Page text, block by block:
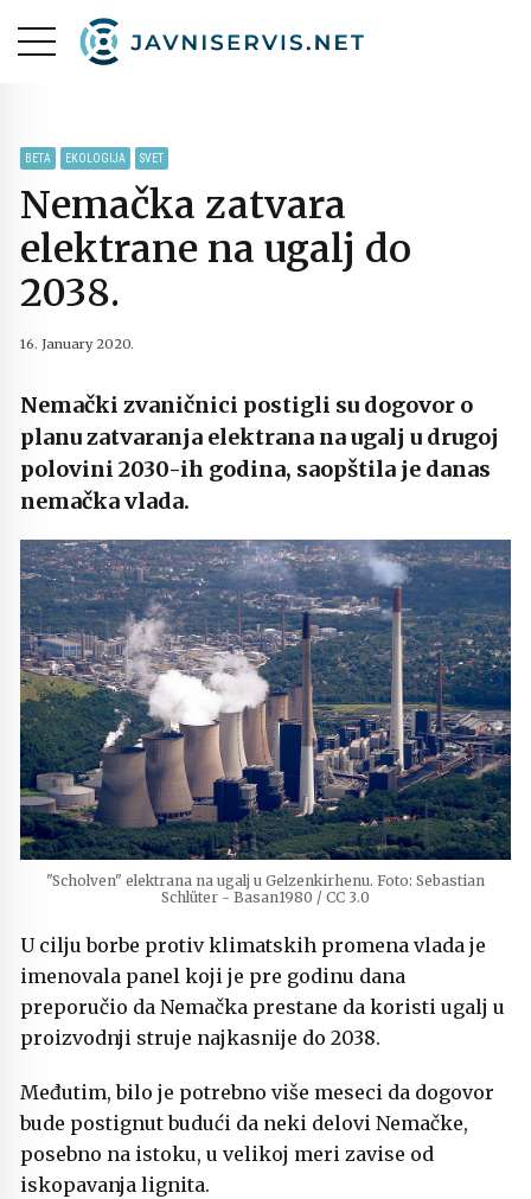
BETA EKOLOGIJA SVET
Nemačka zatvara
elektrane na ugalj do
2038.
16. January 2020.
Nemački zvaničnici postigli su dogovor o
planu zatvaranja elektrana na ugalj u drugoj
polovini 2030-ih godina, saopštila je danas
nemačka vlada.
"Scholven" elektrana na ugalj u Gelzenkirhenu. Foto: Sebastian
Schlüter - Basan1980 / CC 3.0
U cilju borbe protiv klimatskih promena vlada je
imenovala panel koji je pre godinu dana
preporučio da Nemačka prestane da koristi ugalj u
proizvodnji struje najkasnije do 2038.
Međutim, bilo je potrebno više meseci da dogovor
bude postignut budući da neki delovi Nemačke,
posebno na istoku, u velikoj meri zavise od
iskopavanja lignita.